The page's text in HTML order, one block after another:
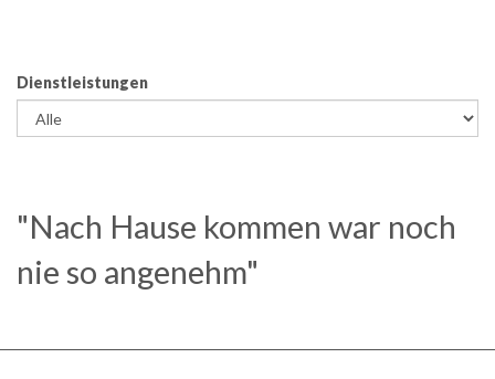
Dienstleistungen
"Nach Hause kommen war noch
nie so angenehm"